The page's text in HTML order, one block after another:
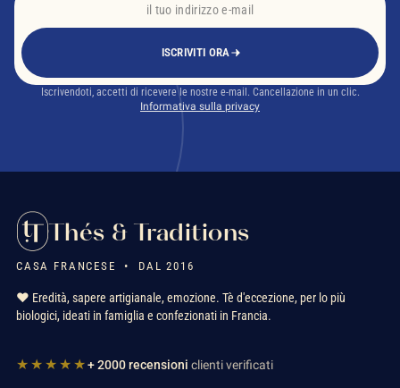
ISCRIVITI ORA
Iscrivendoti, accetti di ricevere le nostre e-mail. Cancellazione in un clic.
Informativa sulla privacy
Thés & Traditions
CASA FRANCESE • DAL 2016
❤️ Eredità, sapere artigianale, emozione. Tè d'eccezione, per lo più
biologici, ideati in famiglia e confezionati in Francia.
★★★★★+ 2000 recensioni clienti verificati